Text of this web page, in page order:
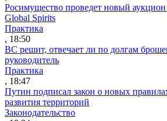
Росимущество проведет новый
Global Spirits
Практика
, 18:50
ВС решит, отвечает ли по долгам
руководитель
Практика
, 18:47
Путин подписал закон о новых
развития территорий
Законодательство